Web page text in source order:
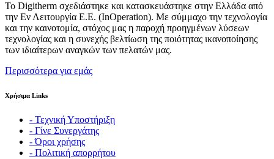
Το Digitherm σχεδιάστηκε και κατασκευάστηκε στην Ελλάδα από
την Εν Λειτουργία Ε.Ε. (InOperation). Με σύμμαχο την τεχνολογία
και την καινοτομία, στόχος μας η παροχή προηγμένων λύσεων
τεχνολογίας και η συνεχής βελτίωση της ποιότητας ικανοποίησης
των ιδιαίτερων αναγκών των πελατών μας.
Περισσότερα για εμάς
Χρήσιμα Links
- Τεχνική Υποστήριξη
- Γίνε Συνεργάτης
- Όροι χρήσης
- Πολιτική απορρήτου